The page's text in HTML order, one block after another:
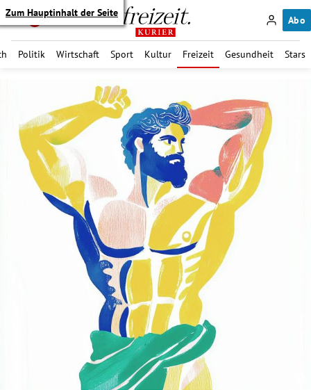
Zum Hauptinhalt der Seite
Abo
Politik Wirtschaft Sport Kultur Freizeit Gesundheit Stars